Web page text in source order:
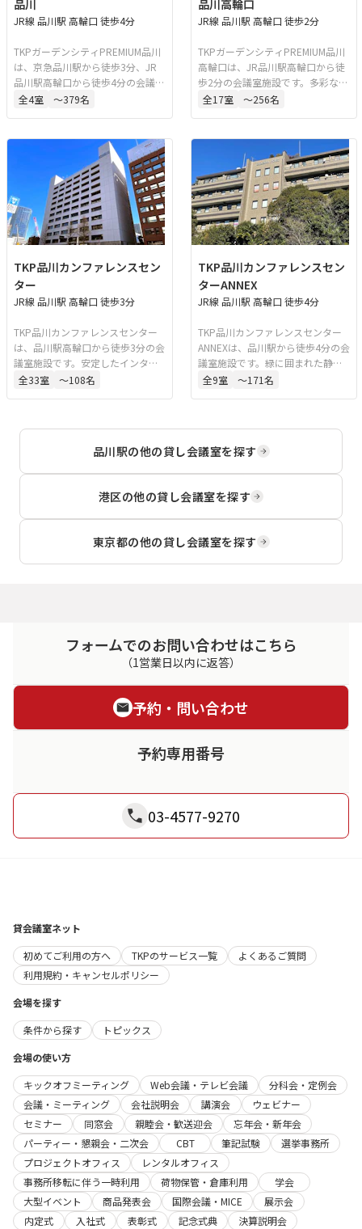
品川
JR線 品川駅 高輪口 徒歩4分
TKPガーデンシティPREMIUM品川
は、京急品川駅から徒歩3分、JR
品川駅高輪口から徒歩4分の会議室
施設です。安定した専用回線を完
ー、講演会、懇親会、式典など多
様なイベントに利用できます。
全4室 〜379名
品川高輪口
JR線 品川駅 高輪口 徒歩2分
TKPガーデンシティPREMIUM品川
高輪口は、JR品川駅高輪口から徒
歩2分の会議室施設です。多彩なイ
ベントスペースを備え、会議、セ
全17室 〜256名
TKP品川カンファレンスセン
ター
JR線 品川駅 高輪口 徒歩3分
TKP品川カンファレンスセンター
は、品川駅高輪口から徒歩3分の会
議室施設です。安定したインター
ネット回線を備えており、WEB会
全33室 〜108名
TKP品川カンファレンスセン
ターANNEX
JR線 品川駅 高輪口 徒歩4分
TKP品川カンファレンスセンター
ANNEXは、品川駅から徒歩4分の会
議室施設です。緑に囲まれた静か
な環境にあり、講演会、セミナ
です。
全9室 〜171名
品川駅の他の貸し会議室を探す
港区の他の貸し会議室を探す
東京都の他の貸し会議室を探す
フォームでのお問い合わせはこちら
（1営業日以内に返答）
予約・問い合わせ
予約専用番号
03-4577-9270
貸会議室ネット
初めてご利用の方へ
TKPのサービス一覧
よくあるご質問
利用規約・キャンセルポリシー
会場を探す
条件から探す
トピックス
会場の使い方
キックオフミーティング
Web会議・テレビ会議
分科会・定例会
会議・ミーティング
会社説明会 講演会
ウェビナー
セミナー
同窓会 親睦会・歓送迎会
忘年会・新年会
パーティー・懇親会・二次会
CBT 筆記試験
選挙事務所
プロジェクトオフィス
レンタルオフィス
事務所移転に伴う一時利用
荷物保管・倉庫利用
学会
大型イベント
商品発表会 国際会議・MICE
展示会
内定式
入社式 表彰式 記念式典
決算説明会